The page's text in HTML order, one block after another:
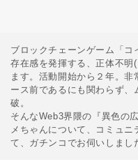
ブロックチェーンゲーム「コ
存在感を発揮する、正体不明
ます。活動開始から２年。非
ース前であるにも関わらず
破。
そんなWeb3界隈の『異色の
メちゃんについて、コミュ
て、ガチンコでお伺いしまし